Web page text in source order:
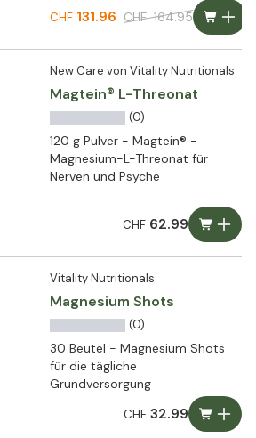
CHF 131.96 CHF 164.95
New Care von Vitality Nutritionals
Magtein® L-Threonat
(0)
120 g Pulver - Magtein® -
Magnesium-L-Threonat für
Nerven und Psyche
CHF62.99
Vitality Nutritionals
Magnesium Shots
(0)
30 Beutel - Magnesium Shots
für die tägliche
Grundversorgung
CHF32.99